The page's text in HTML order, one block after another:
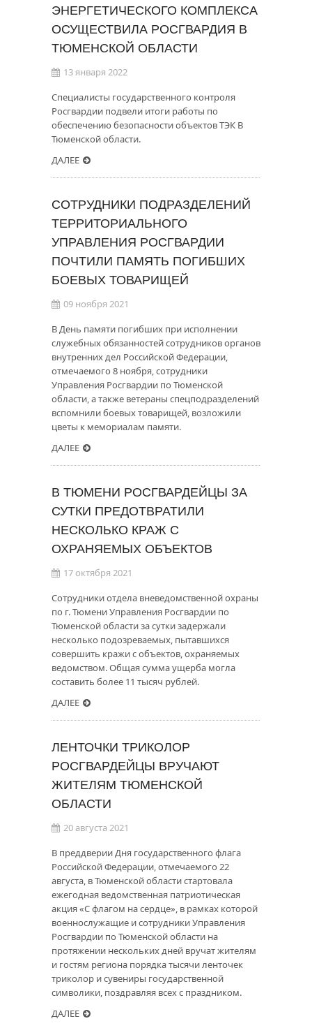
ЭНЕРГЕТИЧЕСКОГО КОМПЛЕКСА
ОСУЩЕСТВИЛА РОСГВАРДИЯ В
ТЮМЕНСКОЙ ОБЛАСТИ
13 января 2022
Специалисты государственного контроля
Росгвардии подвели итоги работы по
обеспечению безопасности объектов ТЭК В
Тюменской области.
ДАЛЕЕ
СОТРУДНИКИ ПОДРАЗДЕЛЕНИЙ
ТЕРРИТОРИАЛЬНОГО
УПРАВЛЕНИЯ РОСГВАРДИИ
ПОЧТИЛИ ПАМЯТЬ ПОГИБШИХ
БОЕВЫХ ТОВАРИЩЕЙ
09 ноября 2021
В День памяти погибших при исполнении
служебных обязанностей сотрудников органов
внутренних дел Российской Федерации,
отмечаемого 8 ноября, сотрудники
Управления Росгвардии по Тюменской
области, а также ветераны спецподразделений
вспомнили боевых товарищей, возложили
цветы к мемориалам памяти.
ДАЛЕЕ
В ТЮМЕНИ РОСГВАРДЕЙЦЫ ЗА
СУТКИ ПРЕДОТВРАТИЛИ
НЕСКОЛЬКО КРАЖ С
ОХРАНЯЕМЫХ ОБЪЕКТОВ
17 октября 2021
Сотрудники отдела вневедомственной охраны
по г. Тюмени Управления Росгвардии по
Тюменской области за сутки задержали
несколько подозреваемых, пытавшихся
совершить кражи с объектов, охраняемых
ведомством. Общая сумма ущерба могла
составить более 11 тысяч рублей.
ДАЛЕЕ
ЛЕНТОЧКИ ТРИКОЛОР
РОСГВАРДЕЙЦЫ ВРУЧАЮТ
ЖИТЕЛЯМ ТЮМЕНСКОЙ
ОБЛАСТИ
20 августа 2021
В преддверии Дня государственного флага
Российской Федерации, отмечаемого 22
августа, в Тюменской области стартовала
ежегодная ведомственная патриотическая
акция «С флагом на сердце», в рамках которой
военнослужащие и сотрудники Управления
Росгвардии по Тюменской области на
протяжении нескольких дней вручат жителям
и гостям региона порядка тысячи ленточек
триколор и сувениры государственной
символики, поздравляя всех с праздником.
ДАЛЕЕ